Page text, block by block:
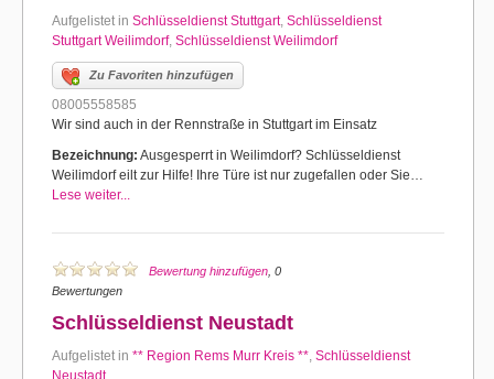
Aufgelistet in Schlüsseldienst Stuttgart, Schlüsseldienst
Stuttgart Weilimdorf, Schlüsseldienst Weilimdorf
Zu Favoriten hinzufügen
08005558585
Wir sind auch in der Rennstraße in Stuttgart im Einsatz
Bezeichnung: Ausgesperrt in Weilimdorf? Schlüsseldienst
Weilimdorf eilt zur Hilfe! Ihre Türe ist nur zugefallen oder Sie…
Lese weiter...
Bewertung hinzufügen , 0
Bewertungen
Schlüsseldienst Neustadt
Aufgelistet in ** Region Rems Murr Kreis **, Schlüsseldienst
Neustadt